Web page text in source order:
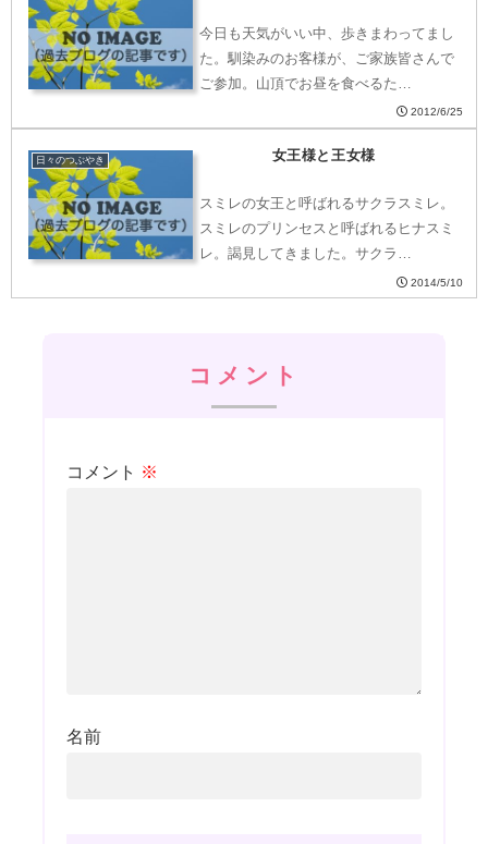
今日も天気がいい中、歩きまわってまし
た。馴染みのお客様が、ご家族皆さんで
ご参加。山頂でお昼を食べるた…
2012/6/25
日々のつぶやき 女王様と王女様
スミレの女王と呼ばれるサクラスミレ。
スミレのプリンセスと呼ばれるヒナスミ
レ。謁見してきました。サクラ…
2014/5/10
コメント
コメント ※
名前